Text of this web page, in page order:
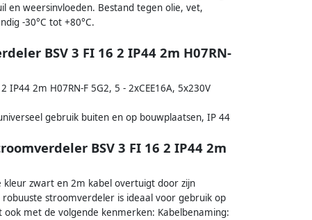
en weersinvloeden. Bestand tegen olie, vet,
-30°C tot +80°C.
BSV 3 FI 16 2 IP44 2m H07RN-
2m H07RN-F 5G2, 5 - 2xCEE16A, 5x230V
gebruik buiten en op bouwplaatsen, IP 44
BSV 3 FI 16 2 IP44 2m
zwart en 2m kabel overtuigt door zijn
stroomverdeler is ideaal voor gebruik op
met de volgende kenmerken: Kabelbenaming: